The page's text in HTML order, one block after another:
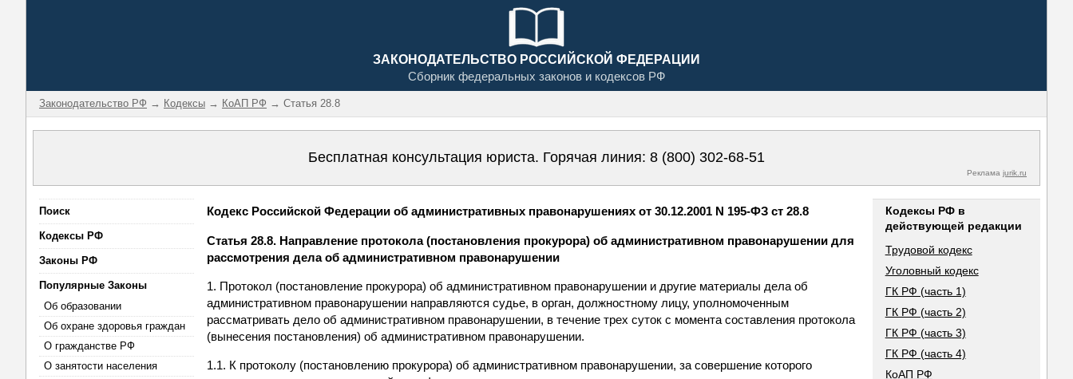
ЗАКОНОДАТЕЛЬСТВО РОССИЙСКОЙ ФЕДЕРАЦИИ
Сборник федеральных законов и кодексов РФ
Законодательство РФ → Кодексы → КоАП РФ → Статья 28.8
Бесплатная консультация юриста. Горячая линия: 8 (800) 302-68-51
Реклама jurik.ru
Поиск
Кодексы РФ
Законы РФ
Популярные Законы
Об образовании
Об охране здоровья граждан
О гражданстве РФ
О занятости населения
Кодекс Российской Федерации об административных правонарушениях от 30.12.2001 N 195-ФЗ ст 28.8
Статья 28.8. Направление протокола (постановления прокурора) об административном правонарушении для
рассмотрения дела об административном правонарушении
1. Протокол (постановление прокурора) об административном правонарушении и другие материалы дела об
административном правонарушении направляются судье, в орган, должностному лицу, уполномоченным
рассматривать дело об административном правонарушении, в течение трех суток с момента составления протокола
(вынесения постановления) об административном правонарушении.
1.1. К протоколу (постановлению прокурора) об административном правонарушении, за совершение которого
Кодексы РФ в
действующей редакции
Трудовой кодекс
Уголовный кодекс
ГК РФ (часть 1)
ГК РФ (часть 2)
ГК РФ (часть 3)
ГК РФ (часть 4)
КоАП РФ